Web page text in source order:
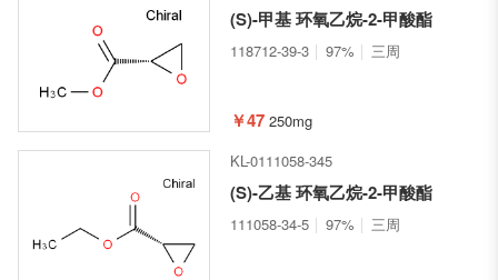
(S)-甲基 环氧乙烷-2-甲酸酯
118712-39-3 97% 三周
￥47 250mg
KL-0111058-345
(S)-乙基 环氧乙烷-2-甲酸酯
111058-34-5 97% 三周